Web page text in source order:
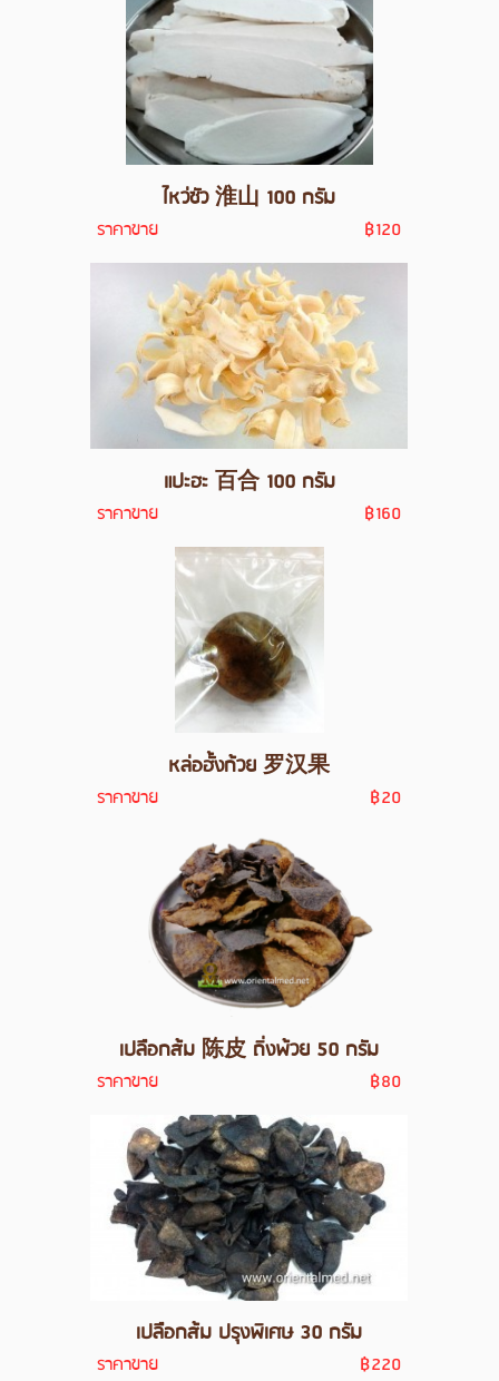
ไหว่ซัว 淮山 100 กรัม
ราคาขาย ฿120
แปะฮะ 百合 100 กรัม
ราคาขาย ฿160
หล่อฮั้งก้วย 罗汉果
ราคาขาย ฿20
เปลือกส้ม 陈皮 ถิ่งพ้วย 50 กรัม
ราคาขาย ฿80
เปลือกส้ม ปรุงพิเศษ 30 กรัม
ราคาขาย ฿220